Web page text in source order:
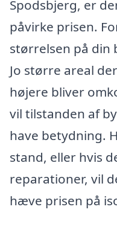
Spodsbjerg, er
påvirke prisen.
størrelsen på din
Jo større areal
højere bliver
vil tilstanden af
have betydning.
stand, eller hvis
reparationer, vil
hæve prisen på